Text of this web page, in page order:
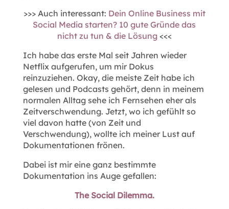
>>> Auch interessant: Dein Online Business mit
Social Media starten? 10 gute Gründe das
nicht zu tun & die Lösung<<<
Ich habe das erste Mal seit Jahren wieder
Netflix aufgerufen, um mir Dokus
reinzuziehen. Okay, die meiste Zeit habe ich
gelesen und Podcasts gehört, denn in meinem
normalen Alltag sehe ich Fernsehen eher als
Zeitverschwendung. Jetzt, wo ich gefühlt so
viel davon hatte (von Zeit und
Verschwendung), wollte ich meiner Lust auf
Dokumentationen frönen.
Dabei ist mir eine ganz bestimmte
Dokumentation ins Auge gefallen:
The Social Dilemma.